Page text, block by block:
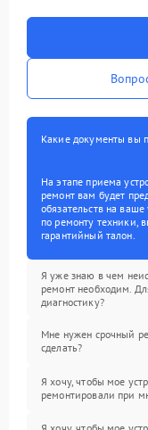
Какие документы вы
На этапе приема
ремонт вам будет
обязательств на
по ремонту техники,
гарантийный талон.
Я уже знаю в чем
ремонт необходим.
диагностику?
Мне нужен срочный
сделать?
Я хочу, чтобы мое
ремонтировали при